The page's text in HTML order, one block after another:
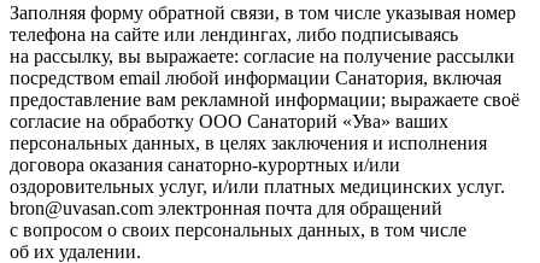
Заполняя форму обратной связи, в том числе указывая номер
телефона на сайте или лендингах, либо подписываясь
на рассылку, вы выражаете: согласие на получение рассылки
посредством email любой информации Санатория, включая
предоставление вам рекламной информации; выражаете своё
согласие на обработку ООО Санаторий «Ува» ваших
персональных данных, в целях заключения и исполнения
договора оказания санаторно-курортных и/или
оздоровительных услуг, и/или платных медицинских услуг.
bron@uvasan.com электронная почта для обращений
с вопросом о своих персональных данных, в том числе
об их удалении.